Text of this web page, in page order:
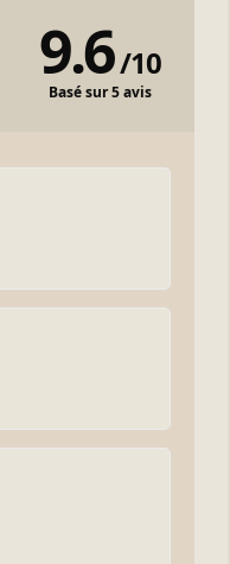
9.6/10
Basé sur 5 avis